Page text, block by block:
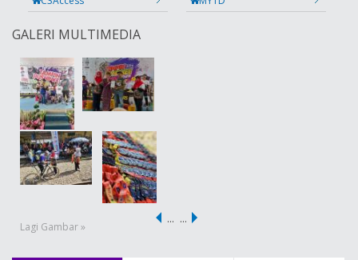
GALERI MULTIMEDIA
Lagi Gambar »
… …